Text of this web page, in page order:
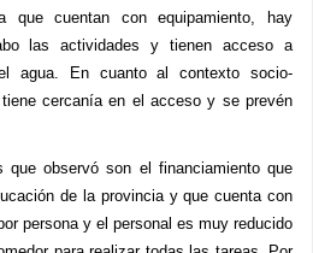
que cuentan con equipamiento, hay
las actividades y tienen acceso a
agua. En cuanto al contexto socio-
cercanía en el acceso y se prevén
que observó son el financiamiento que
de la provincia y que cuenta con
persona y el personal es muy reducido